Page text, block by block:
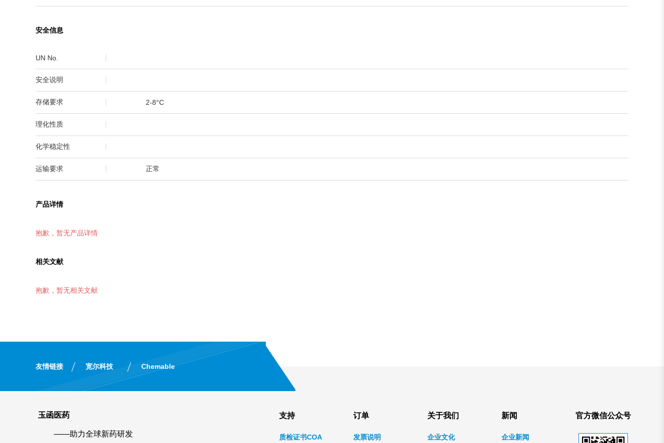
安全信息
UN No.
安全说明
存储要求 2-8°C
理化性质
化学稳定性
运输要求 正常
产品详情
抱歉，暂无产品详情
相关文献
抱歉，暂无相关文献
友情链接 宽尔科技 Chemable
玉函医药
——助力全球新药研发
官方微信公众号
支持
质检证书COA
订单
发票说明
关于我们
企业文化
新闻
企业新闻